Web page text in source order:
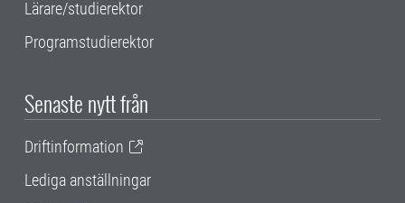
Lärare/studierektor
Programstudierektor
Senaste nytt från
Driftinformation
Lediga anställningar